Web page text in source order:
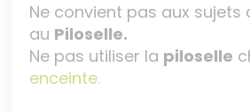
Ne convient pas aux sujets
au Piloselle.
Ne pas utiliser la piloselle
enceinte.